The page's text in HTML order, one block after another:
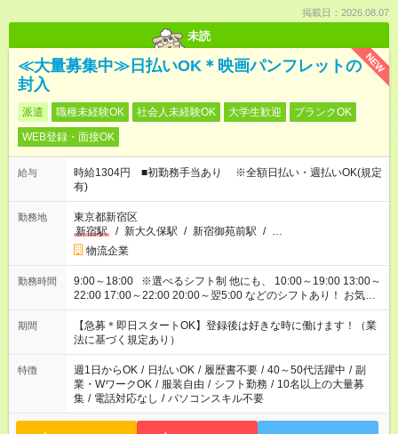
掲載日：2026.08.07
未読
NEW
≪大量募集中≫日払いOK＊映画パンフレットの
封入
派遣 職種未経験OK 社会人未経験OK 大学生歓迎
ブランクOK
WEB登録・面接OK
給与
時給1304円 ■初勤務手当あり ※全額日払い・週払いOK(規定
有)
勤務地
東京都新宿区
新宿駅
/ 新大久保駅 / 新宿御苑前駅 / …
物流企業
勤務時間
9:00～18:00 ※選べるシフト制 他にも、 10:00～19:00 13:00～
22:00 17:00～22:00 20:00～翌5:00 などのシフトあり！ お気軽
にご相談ください！
期間
【急募＊即日スタートOK】登録後は好きな時に働けます！（業
法に基づく規定あり）
特徴 週1日からOK / 日払いOK / 履歴書不要 / 40～50代活躍中 / 副
業・WワークOK / 服装自由 / シフト勤務 / 10名以上の大量募
集 / 電話対応なし / パソコンスキル不要